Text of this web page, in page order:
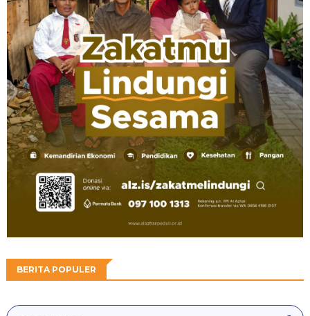
BERITA POPULER